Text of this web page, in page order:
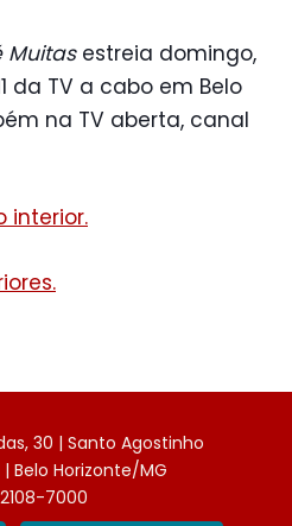
Muitasestreia domingo,
da TV a cabo em Belo
na TV aberta, canal
interior.
30 | Santo Agostinho
| Belo Horizonte/MG
7000